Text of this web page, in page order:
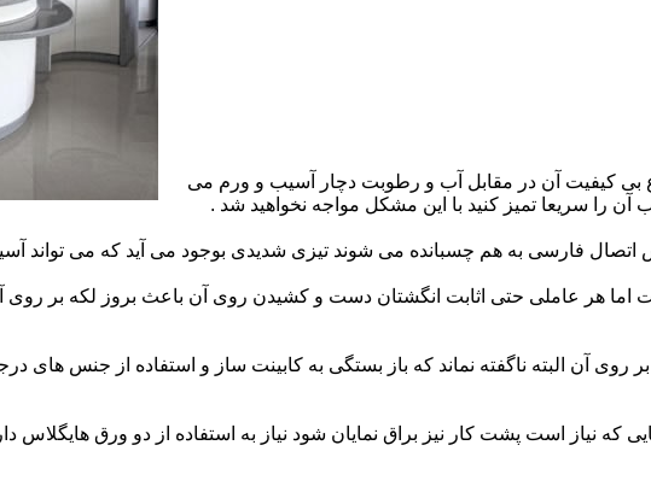
بی کیفیت آن در مقابل آب و رطوبت دچار آسیب و ورم می
را سریعا تمیز کنید با این مشکل مواجه نخواهید شد .
فارسی به هم چسبانده می شوند تیزی شدیدی بوجود می آید که می تواند
اما هر عاملی حتی اثابت انگشتان دست و کشیدن روی آن باعث بروز لکه بر روی
آن البته ناگفته نماند که باز بستگی به کابینت ساز و استفاده از جنس های
نیاز است پشت کار نیز براق نمایان شود نیاز به استفاده از دو ورق هایگلاس